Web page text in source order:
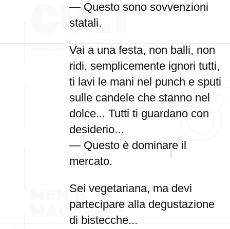
— Questo sono sovvenzioni
statali.
Vai a una festa, non balli, non
ridi, semplicemente ignori tutti,
ti lavi le mani nel punch e sputi
sulle candele che stanno nel
dolce... Tutti ti guardano con
desiderio...
— Questo è dominare il
mercato.
Sei vegetariana, ma devi
partecipare alla degustazione
di bistecche...